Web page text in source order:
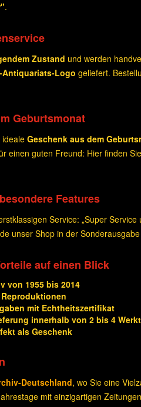
.
Zustand und werden
Antiquariats-Logo geliefert.
Geburtsmonat
ideale Geschenk aus dem
einen guten Freund: Hier finden
Features
Service: „Super
unser Shop in der Sonderausgabe
auf einen Blick
von 1955 bis 2014
mit Echtheitszertifikat
innerhalb von 2 bis 4
als Geschenk
Deutschland, wo Sie eine
mit einzigartigen